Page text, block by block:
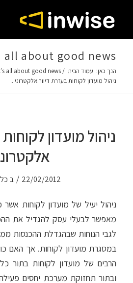
all about good news
הנך כאן: עמוד הבית /
all about good news
ניהול מועדון לקוחות בעזרת דיוור אלקטרוני...
ניהול מועדון
22/02/2012
/ ב
ניהול יעיל של מועדון לקוחות
מאפשר לבעלי עסק להגדיל את
לגבי הנוחות שבהגדלת ההכנסות
במסגרת מועדון לקוחות. אך האם
הרבים של מועדון לקוחות בתור
ובתור תחזוקת מערכת יחסים